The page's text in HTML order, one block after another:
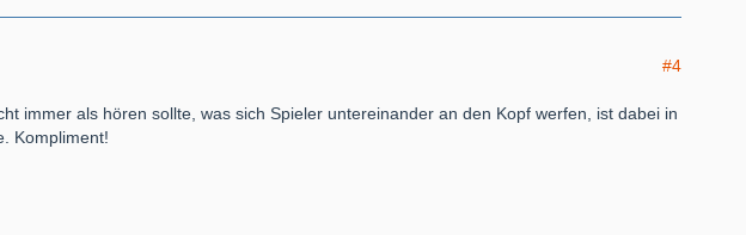
#4
immer als hören sollte, was sich Spieler untereinander an den Kopf werfen, ist dabei in
Kompliment!